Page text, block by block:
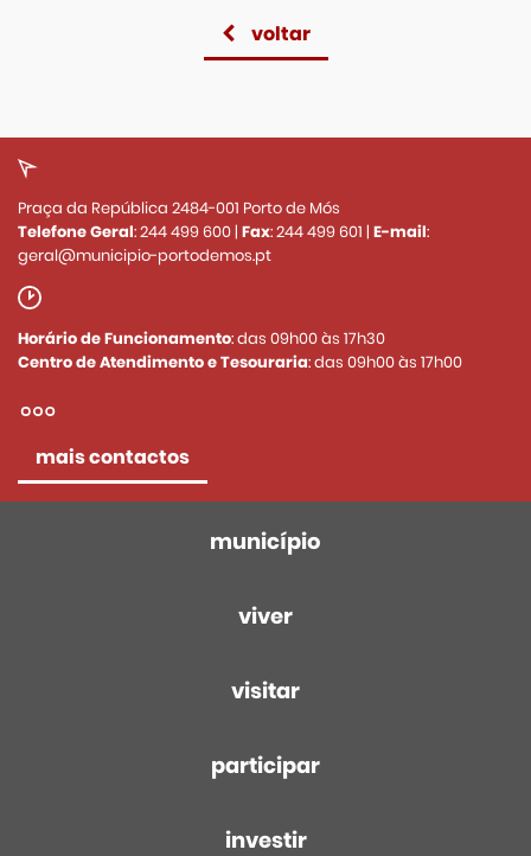
voltar
Praça da República 2484-001 Porto de Mós
Telefone Geral:244 499 600| Fax:244 499 601 | E-mail:
geral@municipio-portodemos.pt
Horário de Funcionamento: das 09h00 às 17h30
Centro de Atendimento e Tesouraria: das 09h00 às 17h00
mais contactos
município
viver
visitar
participar
investir